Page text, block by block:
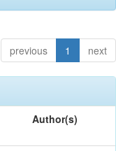
previous 1 next
Author(s)